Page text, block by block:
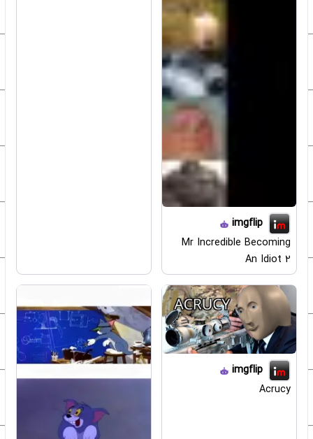
imgflip
Mr Incredible Becoming
An Idiot 2
imgflip
Acrucy